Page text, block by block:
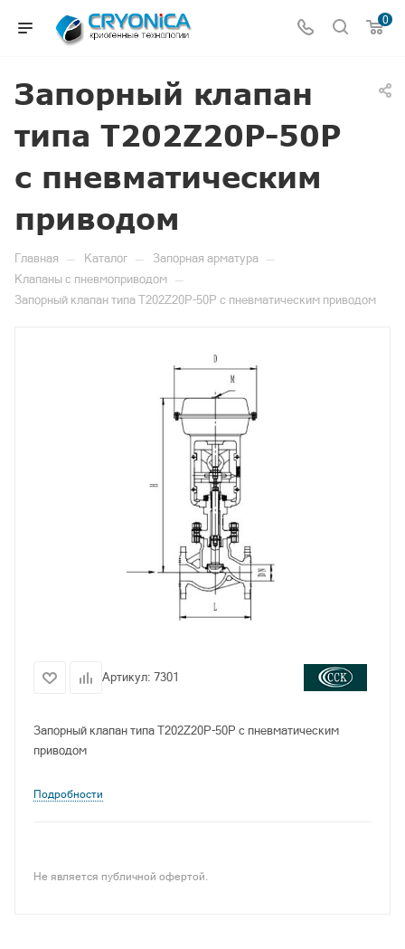
0
Запорный клапан
типа T202Z20P-50P
с пневматическим
приводом
Главная — Каталог — Запорная арматура —
Клапаны с пневмоприводом —
Запорный клапан типа T202Z20P-50P с пневматическим приводом
Артикул: 7301
Запорный клапан типа T202Z20P-50P с пневматическим
приводом
Подробности
Не является публичной офертой.